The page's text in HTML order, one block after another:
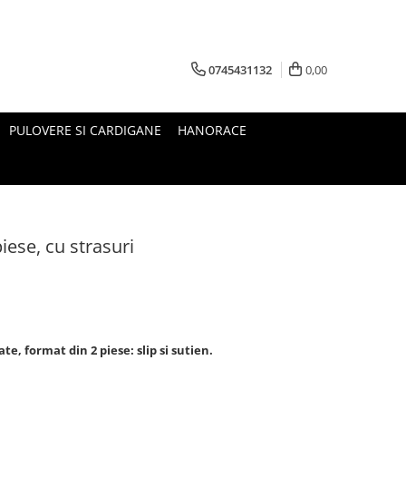
0745431132 0,00
PULOVERE SI CARDIGANE HANORACE
cu strasuri
format din 2 piese: slip si sutien.